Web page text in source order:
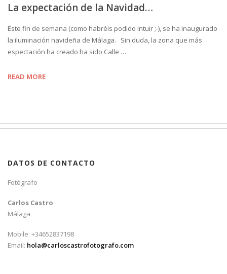
La expectación de la Navidad…
Este fin de semana (como habréis podido intuir ;-), se ha inaugurado
la iluminación navideña de Málaga. Sin duda, la zona que más
espectación ha creado ha sido Calle …
READ MORE
DATOS DE CONTACTO
Fotógrafo
Carlos Castro
Málaga
Mobile: +34652837198
Email: hola@carloscastrofotografo.com